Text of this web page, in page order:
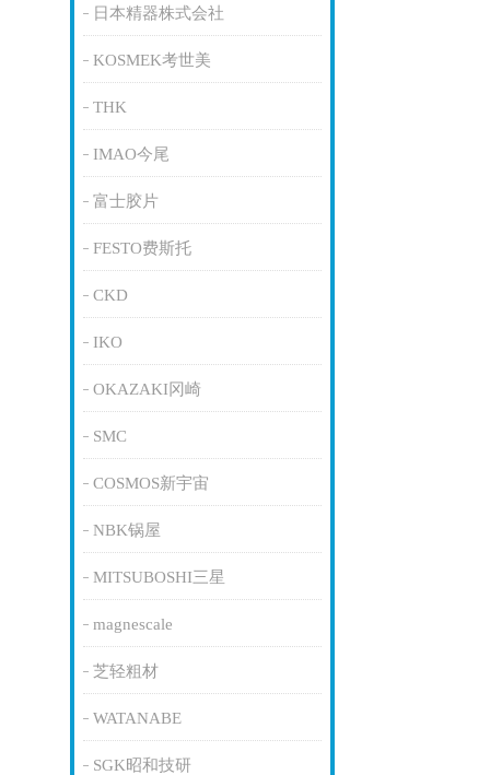
日本精器株式会社
KOSMEK考世美
THK
IMAO今尾
富士胶片
FESTO费斯托
CKD
IKO
OKAZAKI冈崎
SMC
COSMOS新宇宙
NBK锅屋
MITSUBOSHI三星
magnescale
芝轻粗材
WATANABE
SGK昭和技研